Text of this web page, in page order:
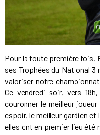
Pour la toute première fois,
ses Trophées du National
valoriser notre
Ce vendredi soir, vers
couronner le meilleur
espoir, le meilleur gardien et
elles ont en premier lieu été